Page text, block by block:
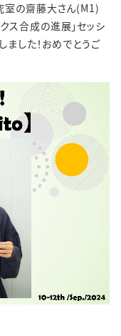
室の齋藤大さん(M1)
ス合成の進展」セッシ
した！おめでとうご